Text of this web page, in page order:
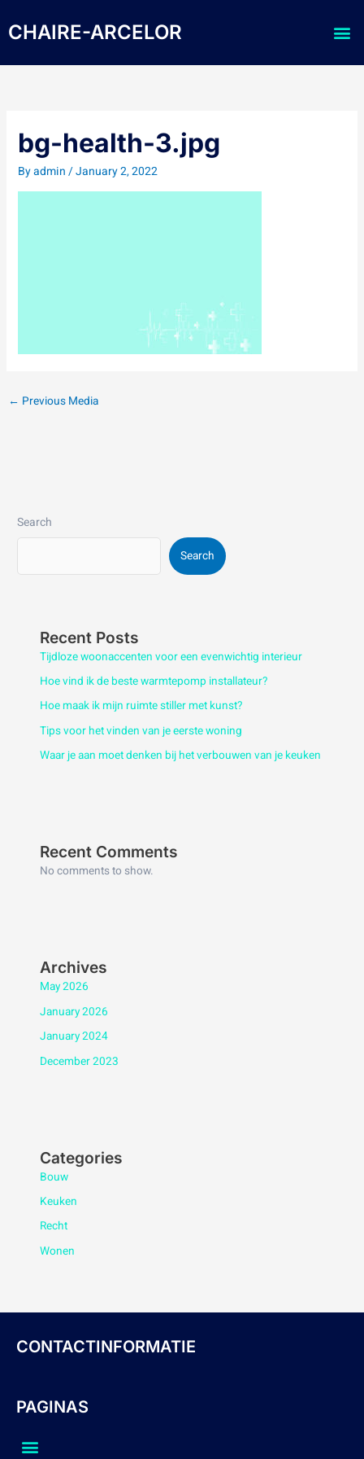
to
content
CHAIRE-ARCELOR
bg-health-3.jpg
Byadmin/January 2, 2022
← Previous Media
Search
Search
Recent Posts
Tijdloze woonaccenten voor een evenwichtig interieur
Hoe vind ik de beste warmtepomp installateur?
Hoe maak ik mijn ruimte stiller met kunst?
Tips voor het vinden van je eerste woning
Waar je aan moet denken bij het verbouwen van je keuken
Recent Comments
No comments to show.
Archives
May 2026
January 2026
January 2024
December 2023
Categories
Bouw
Keuken
Recht
Wonen
CONTACTINFORMATIE
PAGINAS
Menu